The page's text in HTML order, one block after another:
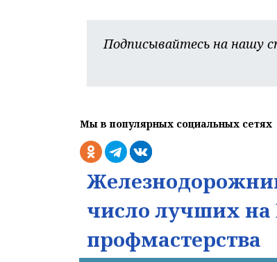
Подписывайтесь на нашу
Мы в популярных социальных сетях
число лучших на
профмастерства